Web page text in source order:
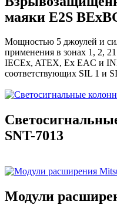
маяки E2S
Мощностью 5 джоулей и
применения в зонах 1, 2,
IECEx, ATEX, Ex EAC и
соответствующих SIL 1 и
SNT-7013
Модули